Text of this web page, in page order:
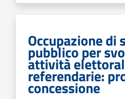
Occupazione di
pubblico per
attività
referendarie:
concessione